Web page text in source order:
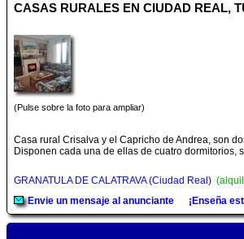
CASAS RURALES EN CIUDAD REAL,
(Pulse sobre la foto para ampliar)
Casa rural Crisalva y el Capricho de Andrea, son
Disponen cada una de ellas de cuatro
GRANATULA DE CALATRAVA (Ciudad Real)
Envie un mensaje al anunciante
¡Enseña